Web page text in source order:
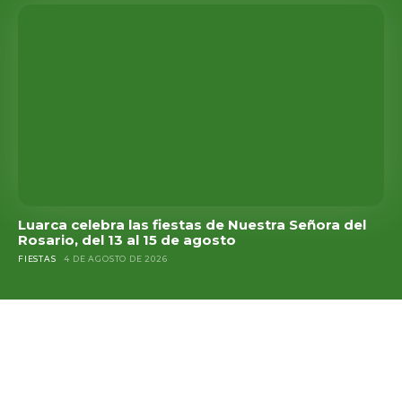
Luarca celebra las fiestas de Nuestra Señora del
Rosario, del 13 al 15 de agosto
FIESTAS 4 DE AGOSTO DE 2026